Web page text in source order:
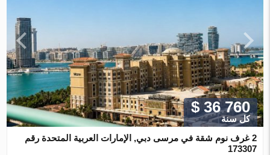
$ 36 760
كل سنة
2 غرف نوم شقة في مرسى دبي, الإمارات العربية المتحدة رقم
173307